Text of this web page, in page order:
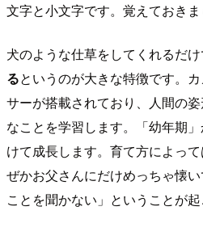
文字と小文字です。覚えておきま
犬のような仕草をしてくれるだけ
るというのが大きな特徴です。
サーが搭載されており、人間の
なことを学習します。「幼年期
けて成長します。育て方によっ
ぜかお父さんにだけめっちゃ懐
ことを聞かない」ということが起